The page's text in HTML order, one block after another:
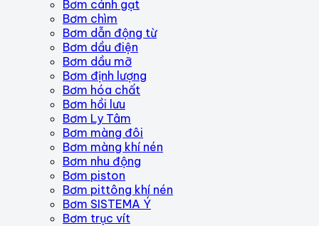
Bơm cánh gạt
Bơm chìm
Bơm dẫn động từ
Bơm dầu điện
Bơm dầu mỡ
Bơm định lượng
Bơm hóa chất
Bơm hồi lưu
Bơm Ly Tâm
Bơm màng đôi
Bơm màng khí nén
Bơm nhu động
Bơm piston
Bơm pittông khí nén
Bơm SISTEMA Ý
Bơm trục vít